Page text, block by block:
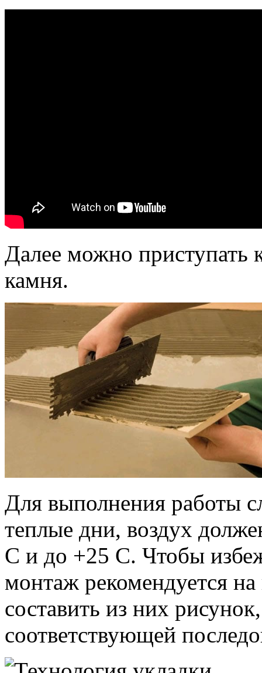
Далее можно приступать
камня.
Для выполнения работы
теплые дни, воздух
С и до +25 С. Чтобы
монтаж рекомендуется
составить из них
соответствующей